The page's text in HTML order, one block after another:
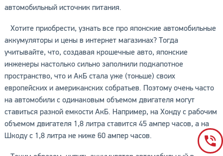
автомобильный источник питания.
Хотите приобрести, узнать все про японские автомобильные
аккумуляторы и цены в интернет магазинах? Тогда
учитывайте, что, создавая крошечные авто, японские
инженеры настолько сильно заполнили подкапотное
пространство, что и АкБ стала уже (тоньше) своих
европейских и американских собратьев. Поэтому очень часто
на автомобили с одинаковым объемом двигателя могут
ставиться разной емкости АкБ. Например, на Хонду с рабочим
объемом двигателя 1,8 литра ставится 45 ампер часов, а на
Шкоду с 1,8 литра не ниже 60 ампер часов.